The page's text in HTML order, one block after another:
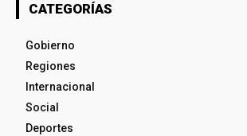
CATEGORÍAS
Gobierno
Regiones
Internacional
Social
Deportes